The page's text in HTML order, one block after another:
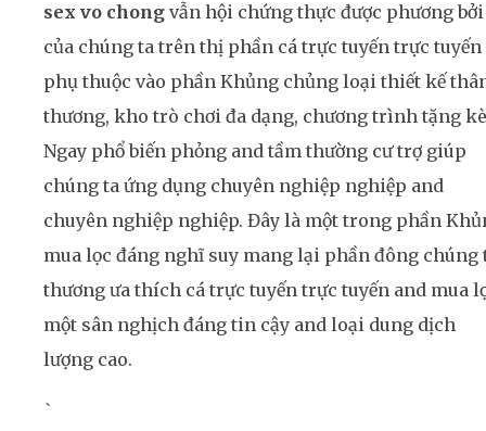
sex vo chong vẫn hội chứng thực được phương bởi
của chúng ta trên thị phần cá trực tuyến trực tuyến
phụ thuộc vào phần Khủng chủng loại thiết kế
thương, kho trò chơi đa dạng, chương trình tặng
Ngay phổ biến phỏng and tầm thường cư trợ giúp
chúng ta ứng dụng chuyên nghiệp nghiệp and
chuyên nghiệp nghiệp. Đây là một trong phần
mua lọc đáng nghĩ suy mang lại phần đông chúng
thương ưa thích cá trực tuyến trực tuyến and mua
một sân nghịch đáng tin cậy and loại dung dịch
lượng cao.
`